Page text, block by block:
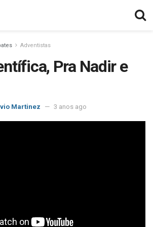
Adventistas
Pra Nadir e
Martinez 3 anos ago